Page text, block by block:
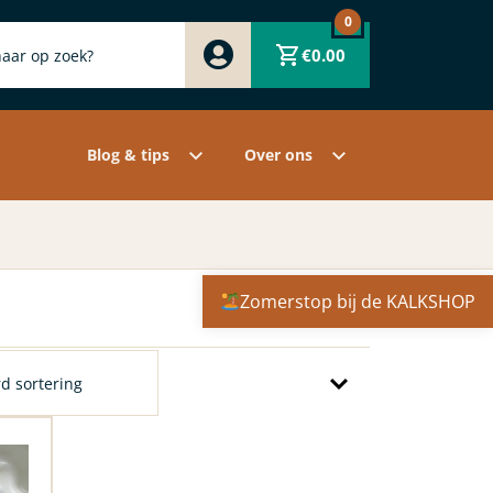
€0.00
0
Zwart
Grijs
Overige pigmenten
Blog & tips Over ons
Contact
Zomerstop bij de KALKSHOP